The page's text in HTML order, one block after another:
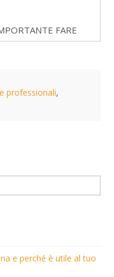
FARE
professionali,
e perché è utile al tuo